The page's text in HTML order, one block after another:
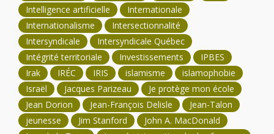
Intelligence artificielle
Internationale
Internationalisme
Intersectionnalité
Intersyndicale
Intersyndicale Québec
Intégrité territoriale
Investissements
IPBES
Irak
IRÉC IRIS islamisme
islamophobie
Israël
Jacques Parizeau
Je protège mon école
Jean Dorion
Jean-François Delisle
Jean-Talon
jeunesse
Jim Stanford
John A. MacDonald